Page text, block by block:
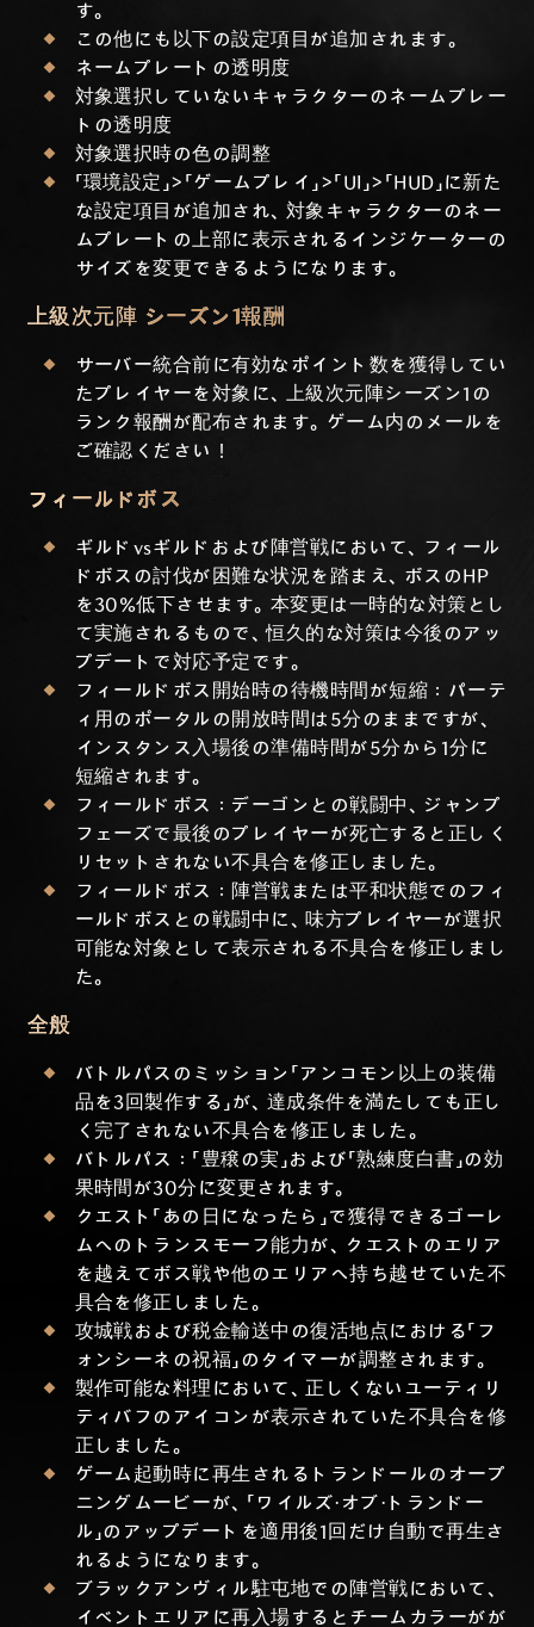
す。
この他にも以下の設定項目が追加されます。
ネームプレートの透明度
対象選択していないキャラクターのネームプレー
トの透明度
対象選択時の色の調整
「環境設定」>「ゲームプレイ」>「UI」>「HUD」に新た
な設定項目が追加され、対象キャラクターのネー
ムプレートの上部に表示されるインジケーターの
サイズを変更できるようになります。
上級次元陣 シーズン1報酬
サーバー統合前に有効なポイント数を獲得してい
たプレイヤーを対象に、上級次元陣シーズン1の
ランク報酬が配布されます。ゲーム内のメールを
ご確認ください！
フィールドボス
ギルドvsギルドおよび陣営戦において、フィール
ドボスの討伐が困難な状況を踏まえ、ボスのHP
を30%低下させます。本変更は一時的な対策とし
て実施されるもので、恒久的な対策は今後のアッ
プデートで対応予定です。
フィールドボス開始時の待機時間が短縮：パーテ
ィ用のポータルの開放時間は5分のままですが、
インスタンス入場後の準備時間が5分から1分に
短縮されます。
フィールドボス：デーゴンとの戦闘中、ジャンプ
フェーズで最後のプレイヤーが死亡すると正しく
リセットされない不具合を修正しました。
フィールドボス：陣営戦または平和状態でのフィ
ールドボスとの戦闘中に、味方プレイヤーが選択
可能な対象として表示される不具合を修正しまし
た。
全般
バトルパスのミッション「アンコモン以上の装備
品を3回製作する」が、達成条件を満たしても正し
く完了されない不具合を修正しました。
バトルパス：「豊穣の実」および「熟練度白書」の効
果時間が30分に変更されます。
クエスト「あの日になったら」で獲得できるゴーレ
ムへのトランスモーフ能力が、クエストのエリア
を越えてボス戦や他のエリアへ持ち越せていた不
具合を修正しました。
攻城戦および税金輸送中の復活地点における「フ
ォンシーネの祝福」のタイマーが調整されます。
製作可能な料理において、正しくないユーティリ
ティバフのアイコンが表示されていた不具合を修
正しました。
ゲーム起動時に再生されるトランドールのオープ
ニングムービーが、「ワイルズ・オブ・トランドー
ル」のアップデートを適用後1回だけ自動で再生さ
れるようになります。
ブラックアンヴィル駐屯地での陣営戦において、
イベントエリアに再入場するとチームカラーがが